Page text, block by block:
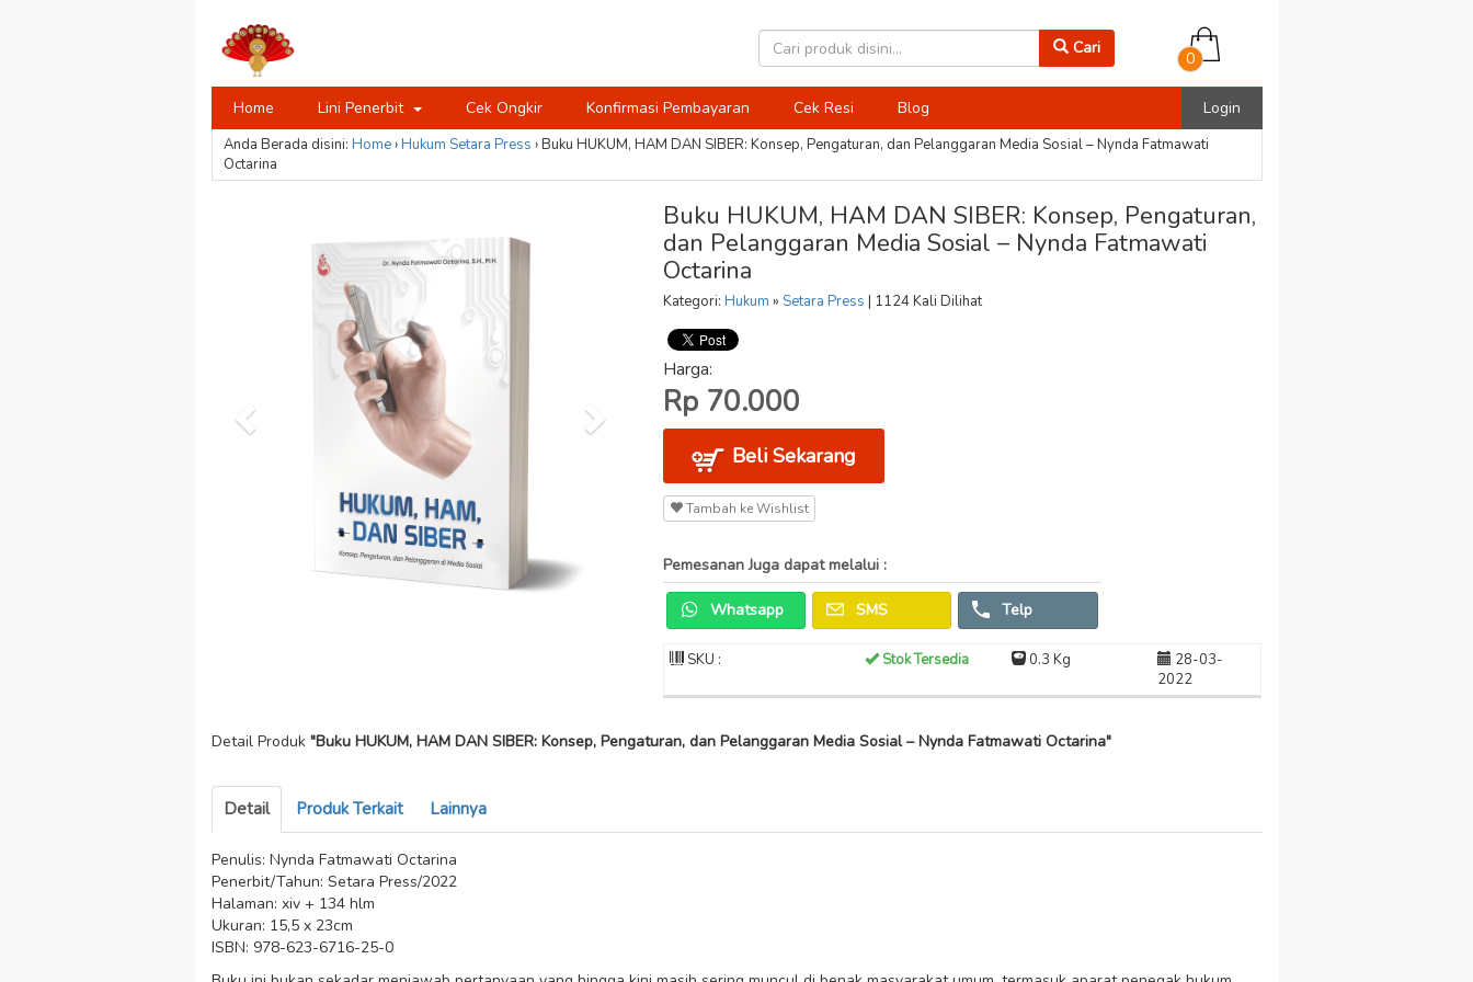
Cari
0
Home Lini Penerbit Cek Ongkir Konfirmasi Pembayaran Cek Resi Blog Login
Anda Berada disini: Home›Hukum Setara Press ›Buku HUKUM, HAM DAN SIBER: Konsep, Pengaturan, dan Pelanggaran Media Sosial – Nynda Fatmawati
Octarina
Buku HUKUM, HAM DAN SIBER: Konsep, Pengaturan,
dan Pelanggaran Media Sosial – Nynda Fatmawati
Octarina
Kategori: Hukum » Setara Press | 1124 Kali Dilihat
Harga:
Rp 70.000
Beli Sekarang
Tambah ke Wishlist
Pemesanan Juga dapat melalui :
Whatsapp SMS Telp
SKU : Stok Tersedia 0.3 Kg
28-03-
2022
Detail Produk "Buku HUKUM, HAM DAN SIBER: Konsep, Pengaturan, dan Pelanggaran Media Sosial – Nynda Fatmawati Octarina"
Detail Produk Terkait Lainnya
Penulis: Nynda Fatmawati Octarina
Penerbit/Tahun: Setara Press/2022
Halaman: xiv + 134 hlm
Ukuran: 15,5 x 23cm
ISBN: 978-623-6716-25-0